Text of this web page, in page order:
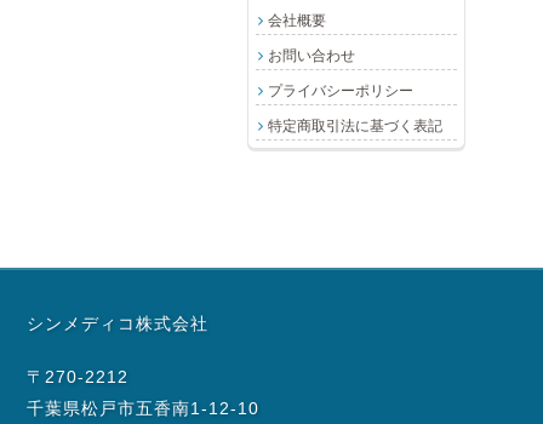
会社概要
お問い合わせ
プライバシーポリシー
特定商取引法に基づく表記
シンメディコ株式会社
〒270-2212
千葉県松戸市五香南1-12-10